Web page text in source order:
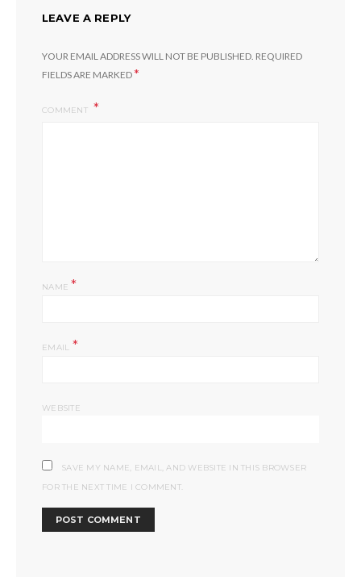
LEAVE A REPLY
YOUR EMAIL ADDRESS WILL NOT BE PUBLISHED. REQUIRED
FIELDS ARE MARKED*
COMMENT
NAME*
EMAIL *
WEBSITE
SAVE MY NAME, EMAIL, AND WEBSITE IN THIS BROWSER
FOR THE NEXT TIME I COMMENT.